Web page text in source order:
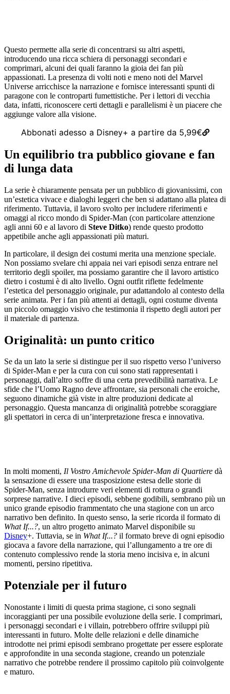
Questo permette alla serie di concentrarsi su altri aspetti,
introducendo una ricca schiera di personaggi secondari e
comprimari, alcuni dei quali faranno la gioia dei fan più
appassionati. La presenza di volti noti e meno noti del Marvel
Universe arricchisce la narrazione e fornisce interessanti spunti di
paragone con le controparti fumettistiche. Per i lettori di vecchia
data, infatti, riconoscere certi dettagli e parallelismi è un piacere che
aggiunge valore alla visione.
Abbonati adesso a Disney+ a partire da 5,99€
Un equilibrio tra pubblico giovane e fan
di lunga data
La serie è chiaramente pensata per un pubblico di giovanissimi, con
un’estetica vivace e dialoghi leggeri che ben si adattano alla platea di
riferimento. Tuttavia, il lavoro svolto per includere riferimenti e
omaggi al ricco mondo di Spider-Man (con particolare attenzione
agli anni 60 e al lavoro di Steve Ditko) rende questo prodotto
appetibile anche agli appassionati più maturi.
In particolare, il design dei costumi merita una menzione speciale.
Non possiamo svelare chi appaia nei vari episodi senza entrare nel
territorio degli spoiler, ma possiamo garantire che il lavoro artistico
dietro i costumi è di alto livello. Ogni outfit riflette fedelmente
l’estetica del personaggio originale, pur adattandolo al contesto della
serie animata. Per i fan più attenti ai dettagli, ogni costume diventa
un piccolo omaggio visivo che testimonia il rispetto degli autori per
il materiale di partenza.
Originalità: un punto critico
Se da un lato la serie si distingue per il suo rispetto verso l’universo
di Spider-Man e per la cura con cui sono stati rappresentati i
personaggi, dall’altro soffre di una certa prevedibilità narrativa. Le
sfide che l’Uomo Ragno deve affrontare, sia personali che eroiche,
seguono dinamiche già viste in altre produzioni dedicate al
personaggio. Questa mancanza di originalità potrebbe scoraggiare
gli spettatori in cerca di un’interpretazione fresca e innovativa.
In molti momenti, Il Vostro Amichevole Spider-Man di Quartiere dà
la sensazione di essere una trasposizione estesa delle storie di
Spider-Man, senza introdurre veri elementi di rottura o grandi
sorprese narrative. I dieci episodi, sebbene godibili, sembrano più un
unico grande episodio frammentato che una stagione con un arco
narrativo ben definito. In questo senso, la serie ricorda il formato di
What If...?, un altro progetto animato Marvel disponibile su
Disney+. Tuttavia, se in What If...? il formato breve di ogni episodio
giocava a favore della narrazione, qui l’allungamento a tre ore di
contenuto complessivo rende la storia meno incisiva e, in alcuni
momenti, persino ripetitiva.
Potenziale per il futuro
Nonostante i limiti di questa prima stagione, ci sono segnali
incoraggianti per una possibile evoluzione della serie. I comprimari,
i personaggi secondari e i villain, potrebbero offrire sviluppi più
interessanti in futuro. Molte delle relazioni e delle dinamiche
introdotte nei primi episodi sembrano progettate per essere esplorate
e approfondite in una seconda stagione, creando un potenziale
narrativo che potrebbe rendere il prossimo capitolo più coinvolgente
e maturo.